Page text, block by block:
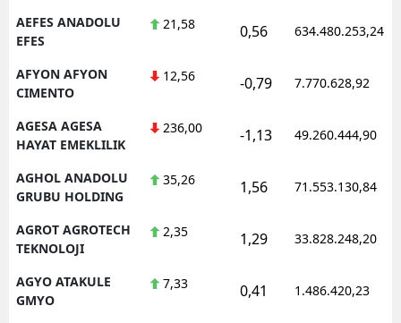
AEFES ANADOLU
EFES
21,58 0,56 634.480.253,24
AFYON AFYON
CIMENTO
12,56 -0,79 7.770.628,92
AGESA AGESA
HAYAT EMEKLILIK
236,00 -1,13 49.260.444,90
AGHOL ANADOLU
GRUBU HOLDING
35,26 1,56 71.553.130,84
AGROT AGROTECH
TEKNOLOJI
2,35 1,29 33.828.248,20
AGYO ATAKULE
GMYO
7,33 0,41 1.486.420,23